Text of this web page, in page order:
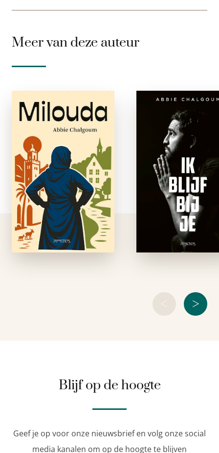
Meer van deze auteur
< >
Milouda
e-boek
Milouda is het
waargebeurde
verhaal van een
vrouw die haar stem
vond in een wereld
die haar liet zwijgen.
Ze werd geboren in
een afgelegen
Marokkaans
bergdorp waar
armoede het leven …
Ik blijf bij
Het is 1983
Abbie Chalgoum
peuter van
naar
emigreert. Dertig
later is hij
knuffelallochtoon
Venlo: hij is
populaire docent
het
Blijf op de hoogte
Geef je op voor onze nieuwsbrief en volg onze social
media kanalen om op de hoogte te blijven